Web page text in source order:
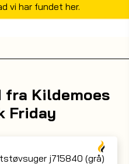
vi har fundet her.
Kildemoes
Friday